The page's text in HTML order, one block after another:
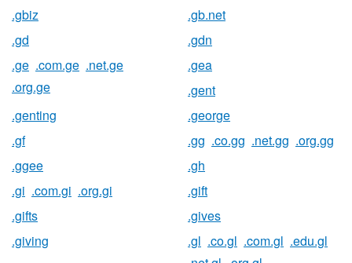
.gbiz
.gb.net
.gd
.gdn
.ge .com.ge .net.ge
.org.ge
.gea
.gent
.genting
.george
.gf
.gg .co.gg .net.gg .org.gg
.ggee
.gh
.gi .com.gi .org.gi
.gift
.gifts
.gives
.giving
.gl .co.gl .com.gl .edu.gl